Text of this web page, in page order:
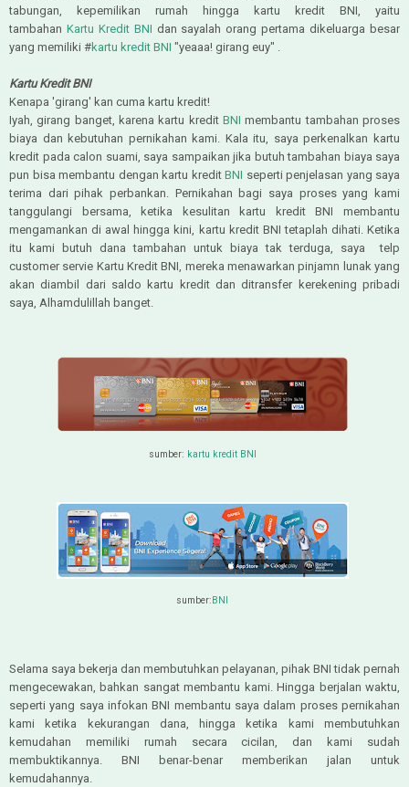
tabungan, kepemilikan rumah hingga kartu kredit BNI, yaitu
tambahan Kartu Kredit BNI dan sayalah orang pertama dikeluarga besar
yang memiliki #kartu kredit BNI "yeaaa! girang euy" .
Kartu Kredit BNI
Kenapa 'girang' kan cuma kartu kredit!
Iyah, girang banget, karena kartu kredit BNI membantu tambahan proses
biaya dan kebutuhan pernikahan kami. Kala itu, saya perkenalkan kartu
kredit pada calon suami, saya sampaikan jika butuh tambahan biaya saya
pun bisa membantu dengan kartu kredit BNI seperti penjelasan yang saya
terima dari pihak perbankan. Pernikahan bagi saya proses yang kami
tanggulangi bersama, ketika kesulitan kartu kredit BNI membantu
mengamankan di awal hingga kini, kartu kredit BNI tetaplah dihati. Ketika
itu kami butuh dana tambahan untuk biaya tak terduga, saya telp
customer servie Kartu Kredit BNI, mereka menawarkan pinjamn lunak yang
akan diambil dari saldo kartu kredit dan ditransfer kerekening pribadi
saya, Alhamdulillah banget.
sumber: kartu kredit BNI
sumber:BNI
Selama saya bekerja dan membutuhkan pelayanan, pihak BNI tidak pernah
mengecewakan, bahkan sangat membantu kami. Hingga berjalan waktu,
seperti yang saya infokan BNI membantu saya dalam proses pernikahan
kami ketika kekurangan dana, hingga ketika kami membutuhkan
kemudahan memiliki rumah secara cicilan, dan kami sudah
membuktikannya. BNI benar-benar memberikan jalan untuk
kemudahannya.